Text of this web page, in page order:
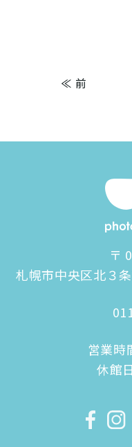
≪ 前
〒
札幌市中央区北３
営業時
休館